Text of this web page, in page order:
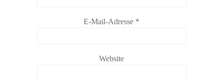
E-Mail-Adresse *
Website